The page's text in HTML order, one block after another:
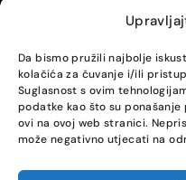
Da bismo pružili najbolje
kolačića za čuvanje i/ili
Suglasnost s ovim
podatke kao što su
ovi na ovoj web stranici.
može negativno utjecati na
© Alpha